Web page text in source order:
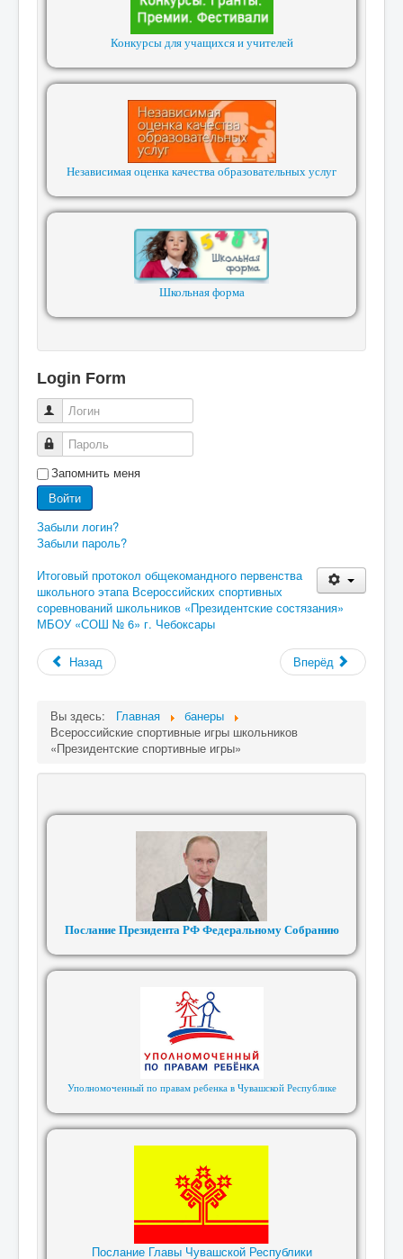
Конкурсы для учащихся и учителей
Независимая оценка качества образовательных услуг
Школьная форма
Login Form
Логин
Пароль
Запомнить меня
Войти
Забыли логин?
Забыли пароль?
Итоговый протокол общекомандного первенства
школьного этапа Всероссийских спортивных
соревнований школьников «Президентские состязания»
МБОУ «СОШ № 6» г. Чебоксары
Назад Вперёд
Вы здесь: Главная
банеры
Всероссийские спортивные игры школьников
«Президентские спортивные игры»
Послание Президента РФ Федеральному Собранию
Уполномоченный по правам ребенка в Чувашской Республике
Послание Главы Чувашской Республики